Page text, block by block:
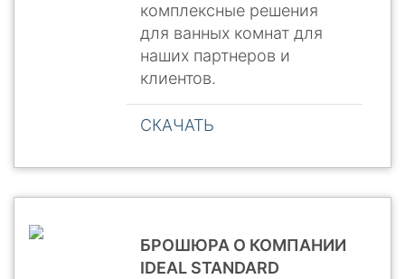
комплексные решения
для ванных комнат для
наших партнеров и
клиентов.
СКАЧАТЬ
БРОШЮРА О КОМПАНИИ
IDEAL STANDARD